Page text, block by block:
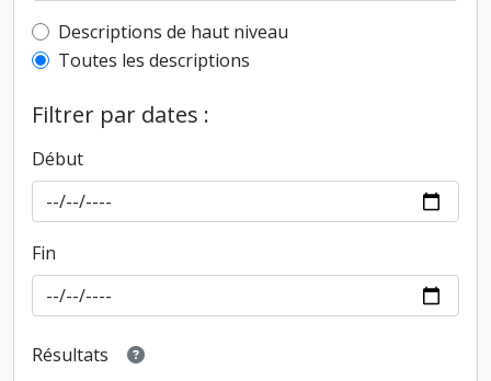
Top-level description filter
Descriptions de haut niveau
Toutes les descriptions
Filtrer par dates :
Début
Fin
Résultats